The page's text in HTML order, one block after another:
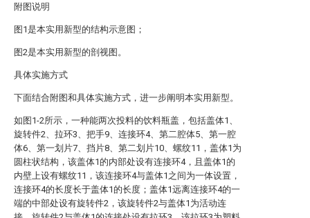
附图说明
图1是本实用新型的结构示意图；
图2是本实用新型的剖视图。
具体实施方式
下面结合附图和具体实施方式，进一步阐明本实用新型。
如图1-2所示，一种能两次投料的饮料瓶盖，包括盖体1、
旋转件2、拉环3、把手9、连接环4、第二腔体5、第一腔
体6、第一划片7、挡片8、第二划片10、螺纹11，盖体1为
圆柱状结构，该盖体1的内部处设有连接环4，且盖体1的
内壁上设有螺纹11，该连接环4与盖体1之间为一体设置，
连接环4的长度长于盖体1的长度；盖体1远离连接环4的一
端的中部处设有旋转件2，该旋转件2与盖体1为活动连